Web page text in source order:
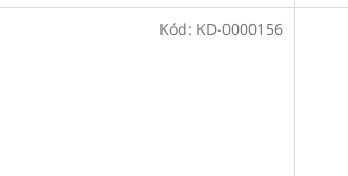
Kód: KD-0000156